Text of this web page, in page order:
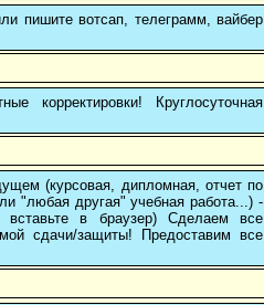
пишите вотсап, телеграмм, вайбер
корректировки! Круглосуточная
(курсовая, дипломная, отчет по
"любая другая" учебная работа...) -
вставьте в браузер) Сделаем все
сдачи/защиты! Предоставим все